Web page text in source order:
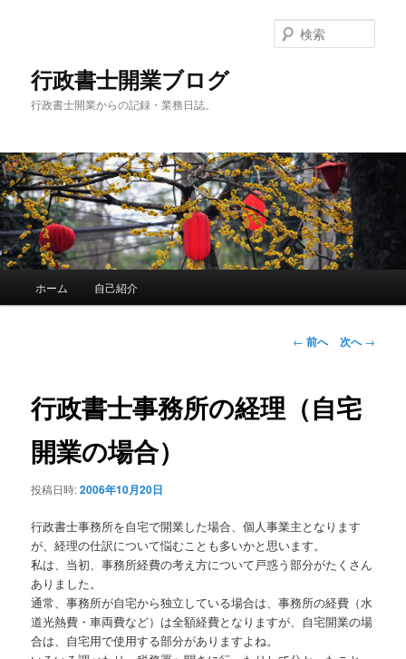
へ
移
動
行政書士開業ブログ
行政書士開業からの記録・業務日誌。
索
ホーム 自己紹介
投
ゲ
← 前へ 次へ→
行政書士事務所の経理（自宅
開業の場合）
投稿日時:2006年10月20日
行政書士事務所を自宅で開業した場合、個人事業主となります
が、経理の仕訳について悩むことも多いかと思います。
私は、当初、事務所経費の考え方について戸惑う部分がたくさん
ありました。
通常、事務所が自宅から独立している場合は、事務所の経費（水
道光熱費・車両費など）は全額経費となりますが、自宅開業の場
合は、自宅用で使用する部分がありますよね。